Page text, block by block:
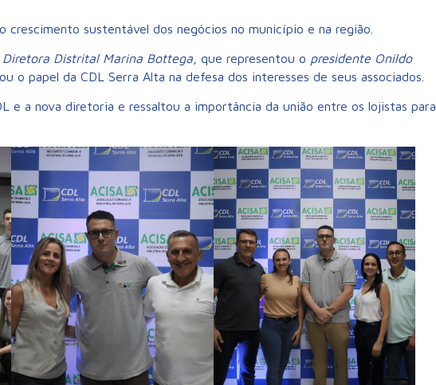
crescimento sustentável dos negócios no município e na região.
Diretora Distrital Marina Bottega , que representou o presidente Onildo
o papel da CDL Serra Alta na defesa dos interesses de seus associados.
e a nova diretoria e ressaltou a importância da união entre os lojistas para